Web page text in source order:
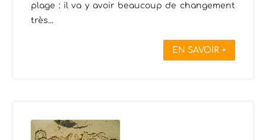
plage : il va y avoir beaucoup de changement
très...
EN SAVOIR +